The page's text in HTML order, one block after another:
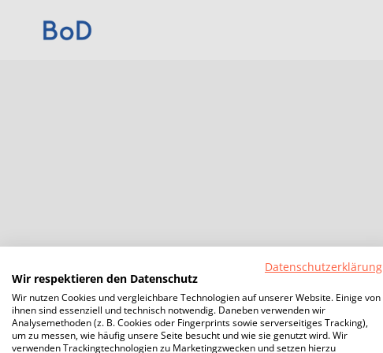
Datenschutzerklärung
Wir respektieren den Datenschutz
Wir nutzen Cookies und vergleichbare Technologien auf unserer Website. Einige von
ihnen sind essenziell und technisch notwendig. Daneben verwenden wir
Analysemethoden (z. B. Cookies oder Fingerprints sowie serverseitiges Tracking),
um zu messen, wie häufig unsere Seite besucht und wie sie genutzt wird. Wir
verwenden Trackingtechnologien zu Marketingzwecken und setzen hierzu